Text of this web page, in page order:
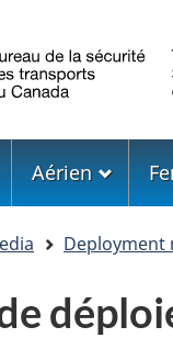
Aérien
Deployment